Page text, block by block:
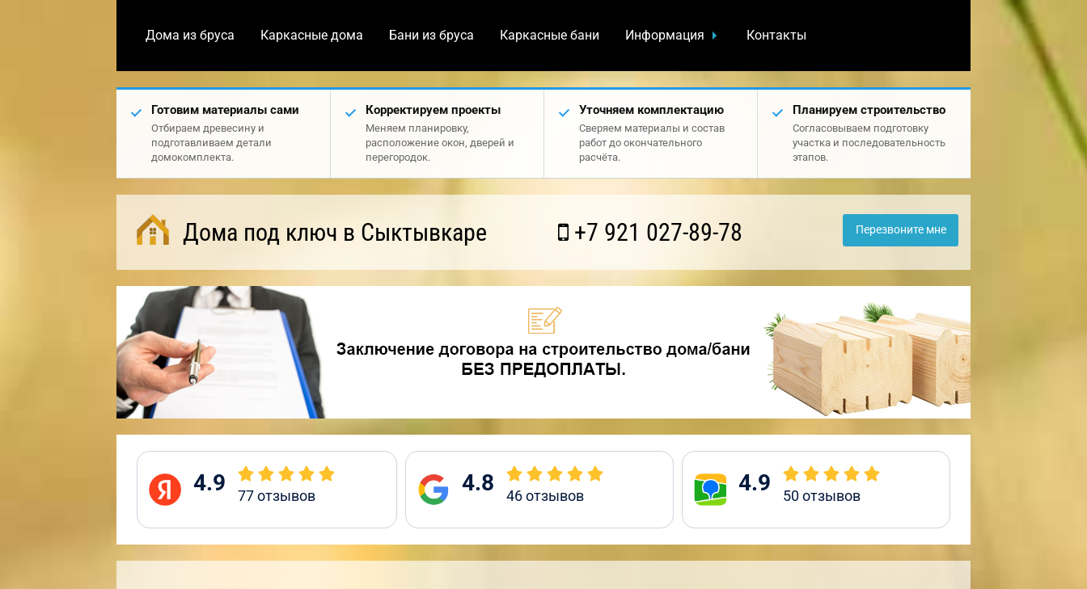
Дома из бруса Каркасные дома Бани из бруса Каркасные бани Информация Контакты
Готовим материалы сами
Отбираем древесину и
подготавливаем детали
домокомплекта.
Корректируем проекты
Меняем планировку,
расположение окон, дверей и
перегородок.
Уточняем комплектацию
Сверяем материалы и состав
работ до окончательного
расчёта.
Планируем строительство
Согласовываем подготовку
участка и последовательность
этапов.
Дома под ключ в Сыктывкаре +7 921 027-89-78 Перезвоните мне
4.9 77отзывов 4.8 46отзывов 4.9 50отзывов